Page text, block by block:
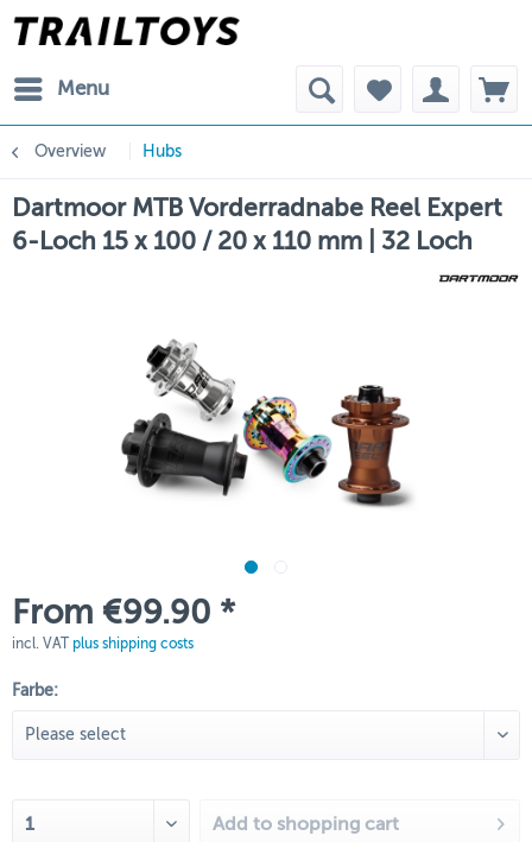
Menu
Overview Hubs
Dartmoor MTB Vorderradnabe Reel Expert
6-Loch 15 x 100 / 20 x 110 mm | 32 Loch
From €99.90 *
incl. VAT plus shipping costs
Farbe:
Add to shopping cart